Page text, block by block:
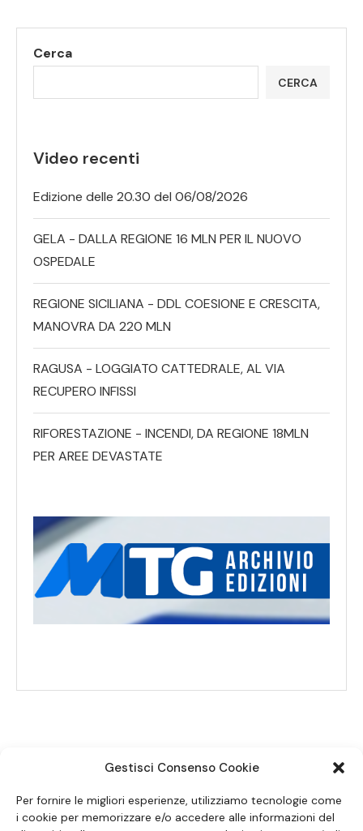
Gestisci Consenso Cookie
Per fornire le migliori esperienze, utilizziamo tecnologie come
i cookie per memorizzare e/o accedere alle informazioni del
Cerca
CERCA
Video recenti
Edizione delle 20.30 del 06/08/2026
GELA - DALLA REGIONE 16 MLN PER IL NUOVO
OSPEDALE
REGIONE SICILIANA - DDL COESIONE E CRESCITA,
MANOVRA DA 220 MLN
RAGUSA - LOGGIATO CATTEDRALE, AL VIA
RECUPERO INFISSI
RIFORESTAZIONE - INCENDI, DA REGIONE 18MLN
PER AREE DEVASTATE
SEGUICI SUI SOCIAL